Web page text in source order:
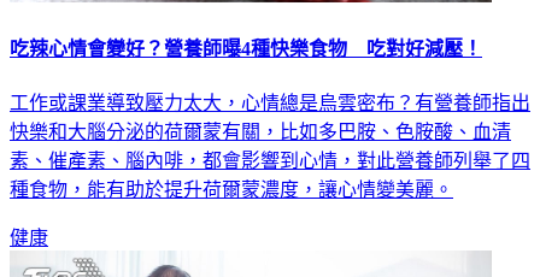
吃辣心情會變好？營養師曝4種快樂食物 吃對好減壓！
工作或課業導致壓力太大，心情總是烏雲密布？有營養師指出
快樂和大腦分泌的荷爾蒙有關，比如多巴胺、色胺酸、血清
素、催產素、腦內啡，都會影響到心情，對此營養師列舉了四
種食物，能有助於提升荷爾蒙濃度，讓心情變美麗。
健康